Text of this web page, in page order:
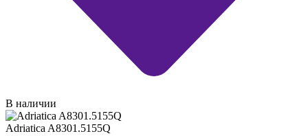
В наличии
Adriatica A8301.5155Q